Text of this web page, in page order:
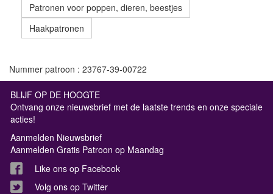
Patronen voor poppen, dieren, beestjes
Haakpatronen
Nummer patroon : 23767-39-00722
BLIJF OP DE HOOGTE
Ontvang onze nieuwsbrief met de laatste trends en onze speciale
acties!
Aanmelden Nieuwsbrief
Aanmelden Gratis Patroon op Maandag
Like ons op Facebook
Volg ons op Twitter